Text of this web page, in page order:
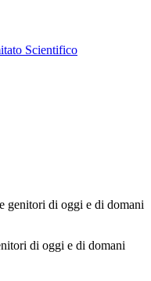
Scientifico
genitori di oggi e di domani